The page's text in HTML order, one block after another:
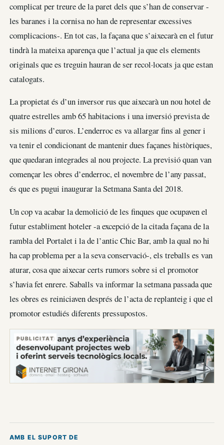
complicat per treure de la paret dels que s’han de conservar -
les baranes i la cornisa no han de representar excessives
complicacions-. En tot cas, la façana que s’aixecarà en el futur
tindrà la mateixa aparença que l’actual ja que els elements
originals que es treguin hauran de ser recol·locats ja que estan
catalogats.
La propietat és d’un inversor rus que aixecarà un nou hotel de
quatre estrelles amb 65 habitacions i una inversió prevista de
sis milions d’euros. L’enderroc es va allargar fins al gener i
va tenir el condicionant de mantenir dues façanes històriques,
que quedaran integrades al nou projecte. La previsió quan van
començar les obres d’enderroc, el novembre de l’any passat,
és que es pugui inaugurar la Setmana Santa del 2018.
Un cop va acabar la demolició de les finques que ocupaven el
futur establiment hoteler -a excepció de la citada façana de la
rambla del Portalet i la de l’antic Chic Bar, amb la qual no hi
ha cap problema per a la seva conservació-, els treballs es van
aturar, cosa que aixecar certs rumors sobre si el promotor
s’havia fet enrere. Saballs va informar la setmana passada que
les obres es reiniciaven després de l’acta de replanteig i que el
promotor estudiés diferents pressupostos.
PUBLICITAT
AMB EL SUPORT DE